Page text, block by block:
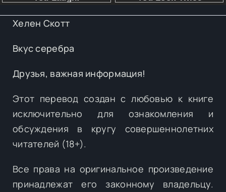
Хелен Скотт
Вкус серебра
Друзья, важная информация!
Этот перевод создан с любовью к книге
исключительно для ознакомления и
обсуждения в кругу совершеннолетних
читателей (18+).
Все права на оригинальное произведение
принадлежат его законному владельцу.